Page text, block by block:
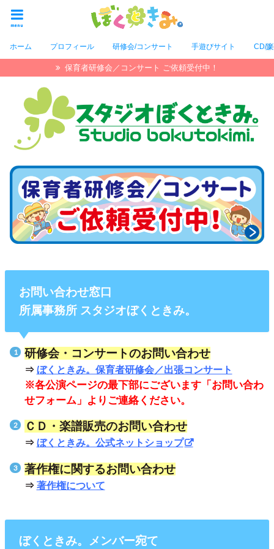
menu
ホーム プロフィール 研修会/コンサート 手遊びサイト CD/
保育者研修会／コンサート ご依頼受付中！
お問い合わせ窓口
所属事務所 スタジオぼくときみ。
研修会・コンサートのお問い合わせ
⇒ ぼくときみ。保育者研修会／出張コンサート
※各公演ページの最下部にございます「お問い合わ
せフォーム」よりご連絡ください。
ＣＤ・ 楽譜販売のお問い合わせ
⇒ ぼくときみ。公式ネットショップ
著作権に関するお問い合わせ
⇒ 著作権について
ぼくときみ。メンバー宛て